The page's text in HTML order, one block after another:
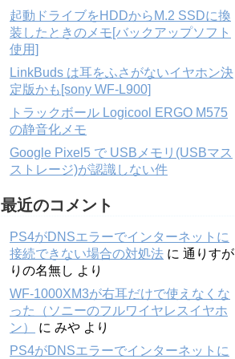
起動ドライブをHDDからM.2 SSDに換
装したときのメモ[バックアップソフト
使用]
LinkBuds は耳をふさがないイヤホン決
定版かも[sony WF-L900]
トラックボール Logicool ERGO M575
の静音化メモ
Google Pixel5 で USBメモリ(USBマス
ストレージ)が認識しない件
最近のコメント
PS4がDNSエラーでインターネットに
接続できない場合の対処法 に 通りすが
りの名無し より
WF-1000XM3が右耳だけで使えなくな
った（ソニーのフルワイヤレスイヤホ
ン）
に みや より
PS4がDNSエラーでインターネットに